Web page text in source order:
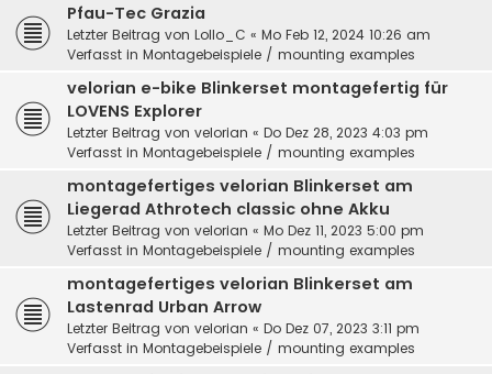
Pfau-Tec Grazia
Letzter Beitrag von Lollo_C « Mo Feb 12, 2024 10:26 am
Verfasst in Montagebeispiele / mounting examples
velorian e-bike Blinkerset montagefertig für
LOVENS Explorer
Letzter Beitrag von velorian « Do Dez 28, 2023 4:03 pm
Verfasst in Montagebeispiele / mounting examples
montagefertiges velorian Blinkerset am
Liegerad Athrotech classic ohne Akku
Letzter Beitrag von velorian « Mo Dez 11, 2023 5:00 pm
Verfasst in Montagebeispiele / mounting examples
montagefertiges velorian Blinkerset am
Lastenrad Urban Arrow
Letzter Beitrag von velorian « Do Dez 07, 2023 3:11 pm
Verfasst in Montagebeispiele / mounting examples